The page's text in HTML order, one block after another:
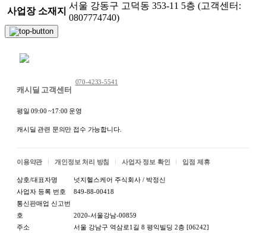
사업장 소재지
서울 강동구 고덕동 353-11 5층 (고객센터:
0807774740)
캐시딜 고객센터
070-4233-5541
평일 09:00 ~17:00 운영
캐시딜 관련 문의만 접수 가능합니다.
이용약관 개인정보 처리 방침 사업자 정보 확인 입점 제휴
상호/대표자명
넛지헬스케어 주식회사 / 박정신
사업자 등록 번호
849-88-00418
통신판매업 신고번
호
2020-서울강남-00859
주소
서울 강남구 역삼로1길 8 평익빌딩 2층 [06242]